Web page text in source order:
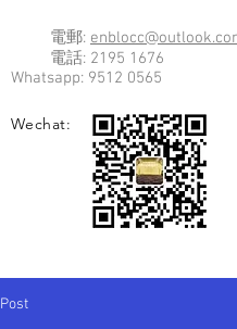
電郵:
電話: 2195 1676
Whatsapp: 9512 0565
Wechat:
Post